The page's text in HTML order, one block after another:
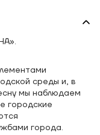
среды и, в
мы наблюдаем
городские
города.